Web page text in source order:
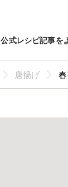
公式レシピ記事を
唐揚げ